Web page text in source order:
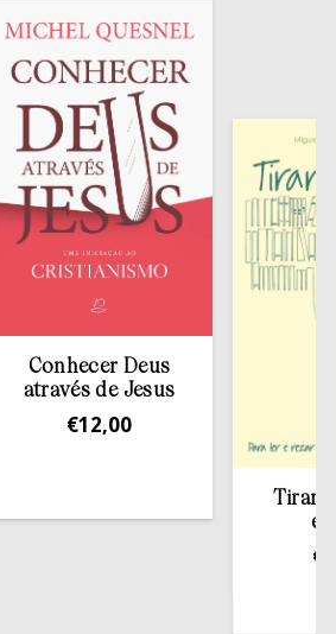
Conhecer Deus
através de Jesus
12,00
Tirar a